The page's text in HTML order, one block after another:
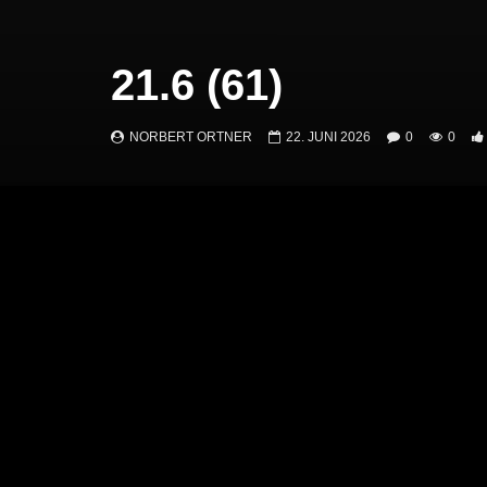
21.6 (61)
NORBERT ORTNER 22. JUNI 2026 0 0